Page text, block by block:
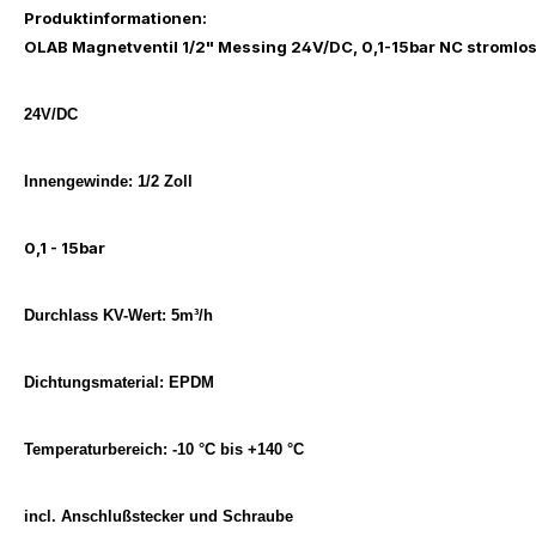
Produktinformationen "OLAB
Produktinformationen:
OLAB Magnetventil 1/2" Messing 24V/DC, 0,1-15bar NC
24V/DC
Innengewinde: 1/2 Zoll
0,1 - 15bar
Durchlass KV-Wert: 5m³/h
Dichtungsmaterial: EPDM
Temperaturbereich: -10 °C bis +140 °C
incl. Anschlußstecker und Schraube